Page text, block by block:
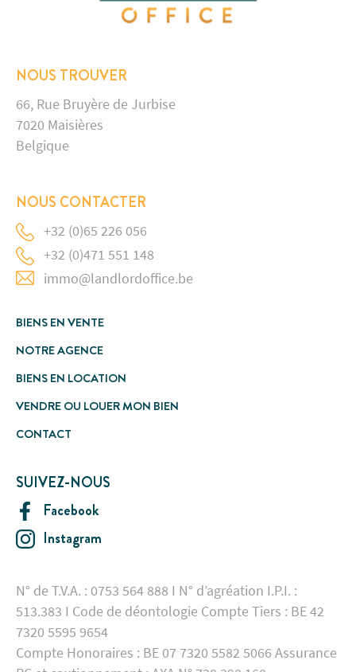
NOUS TROUVER
66, Rue Bruyère de Jurbise
7020 Maisières
Belgique
NOUS CONTACTER
+32 (0)65 226 056
+32 (0)471 551 148
immo@landlordoffice.be
BIENS EN VENTE
NOTRE AGENCE
BIENS EN LOCATION
VENDRE OU LOUER MON BIEN
CONTACT
SUIVEZ-NOUS
Facebook
Instagram
N° de T.V.A. : 0753 564 888 I N° d’agréation I.P.I. :
513.383 I Code de déontologie Compte Tiers : BE 42
7320 5595 9654
Compte Honoraires : BE 07 7320 5582 5066 Assurance